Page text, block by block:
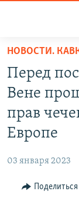
доступа
Вернуться
основному
содержанию
Вернутся
навигации
ПОДКАСТЫ
АВТОРСКИЕ
ЦИТАТЫ
КУЛЬТУРА
IDEL.РЕАЛИИ
НОВОСТИ.
Перед
Вене
прав
Европе
03 января 2023
Поделиться